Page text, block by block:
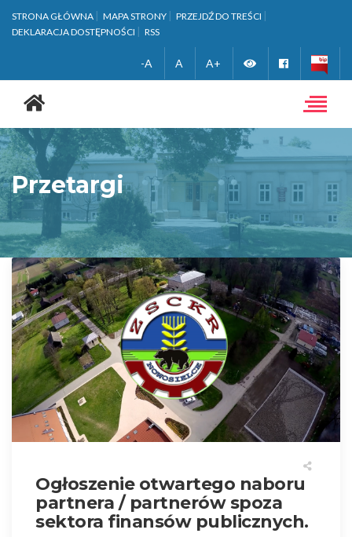
STRONA GŁÓWNA MAPA STRONY
PRZEJDŹ DO TREŚCI
DEKLARACJA DOSTĘPNOŚCI
RSS
-A A A+ Zmień
kontrastową
Facebook
Toggle
główna
Przetargi
Ogłoszenie otwartego naboru
partnera / partnerów spoza
sektora finansów publicznych.